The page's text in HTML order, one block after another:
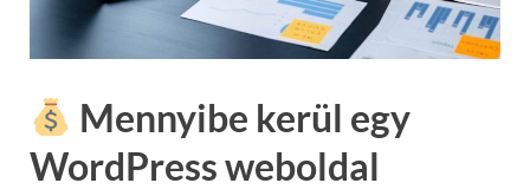
Mennyibe kerül egy
WordPress weboldal